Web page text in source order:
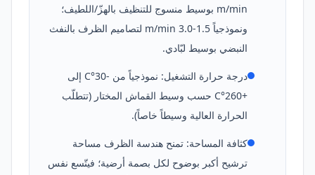
m/min بوسيط منسوج للتنظيف بالهزّ/اللطيف؛
ونموذجياً 1.5-3.0 m/min لتصاميم الظرف بالنفث
النبضي بوسيط لبّادي.
درجة حرارة التشغيل: نموذجياً من -30°C إلى
+260°C حسب وسيط القماش المختار (تتطلّب
الحرارة العالية وسيطاً خاصاً).
كثافة المساحة: تمنح هندسة الظرف مساحة
ترشيح أكبر بوضوح لكل بصمة أرضية؛ فيتّسع نفس